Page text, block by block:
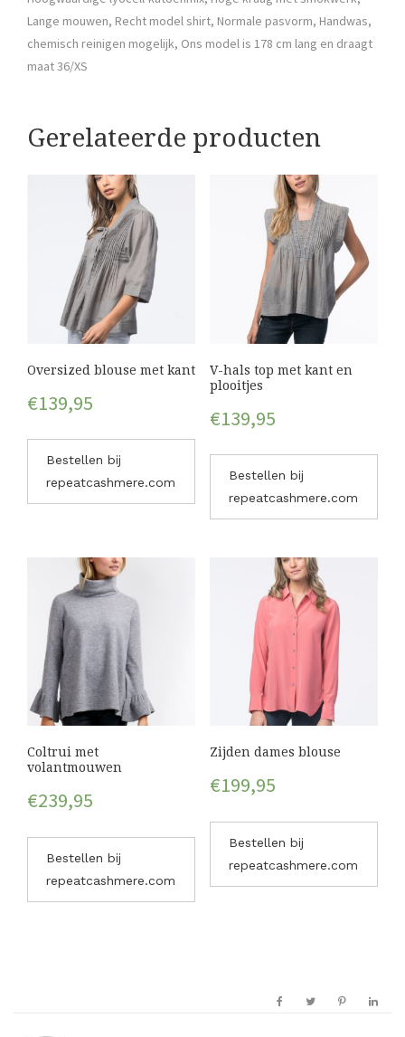
Lange mouwen, Recht model shirt, Normale pasvorm, Handwas,
chemisch reinigen mogelijk, Ons model is 178 cm lang en draagt
maat 36/XS
Gerelateerde producten
Oversized blouse met kant
€139,95
Bestellen bij
repeatcashmere.com
V-hals top met kant en
plooitjes
€139,95
Bestellen bij
repeatcashmere.com
Coltrui met
volantmouwen
€239,95
Bestellen bij
repeatcashmere.com
Zijden dames blouse
€199,95
Bestellen bij
repeatcashmere.com